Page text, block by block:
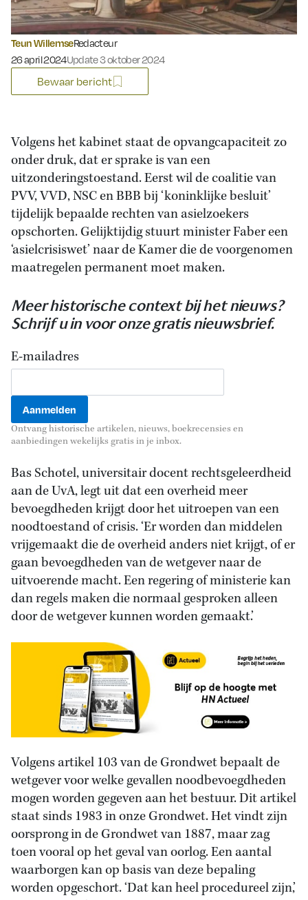
Teun WillemseRedacteur
Gepubliceerd op:
26 april 2024Update 3 oktober 2024
Bewaar bericht
Volgens het kabinet staat de opvangcapaciteit zo
onder druk, dat er sprake is van een
uitzonderingstoestand. Eerst wil de coalitie van
PVV, VVD, NSC en BBB bij ‘koninklijke besluit’
tijdelijk bepaalde rechten van asielzoekers
opschorten. Gelijktijdig stuurt minister Faber een
‘asielcrisiswet’ naar de Kamer die de voorgenomen
maatregelen permanent moet maken.
Meer historische context bij het nieuws?
Schrijf u in voor onze gratis nieuwsbrief.
E-mailadres
Ontvang historische artikelen, nieuws, boekrecensies en
aanbiedingen wekelijks gratis in je inbox.
Bas Schotel, universitair docent rechtsgeleerdheid
aan de UvA, legt uit dat een overheid meer
bevoegdheden krijgt door het uitroepen van een
noodtoestand of crisis. ‘Er worden dan middelen
vrijgemaakt die de overheid anders niet krijgt, of er
gaan bevoegdheden van de wetgever naar de
uitvoerende macht. Een regering of ministerie kan
dan regels maken die normaal gesproken alleen
door de wetgever kunnen worden gemaakt.’
Volgens artikel 103 van de Grondwet bepaalt de
wetgever voor welke gevallen noodbevoegdheden
mogen worden gegeven aan het bestuur. Dit artikel
staat sinds 1983 in onze Grondwet. Het vindt zijn
oorsprong in de Grondwet van 1887, maar zag
toen vooral op het geval van oorlog. Een aantal
waarborgen kan op basis van deze bepaling
worden opgeschort. ‘Dat kan heel procedureel zijn,’